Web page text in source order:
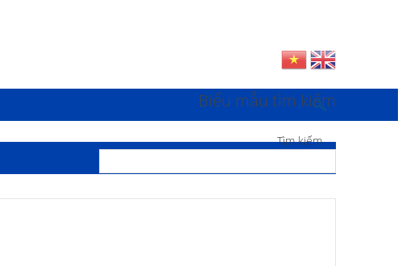
Biểu mẫu tìm kiếm
Tìm kiếm